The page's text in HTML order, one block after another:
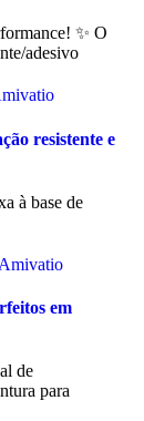
✨ O
adesivo
resistente e
à base de
Amivatio
em
de
para